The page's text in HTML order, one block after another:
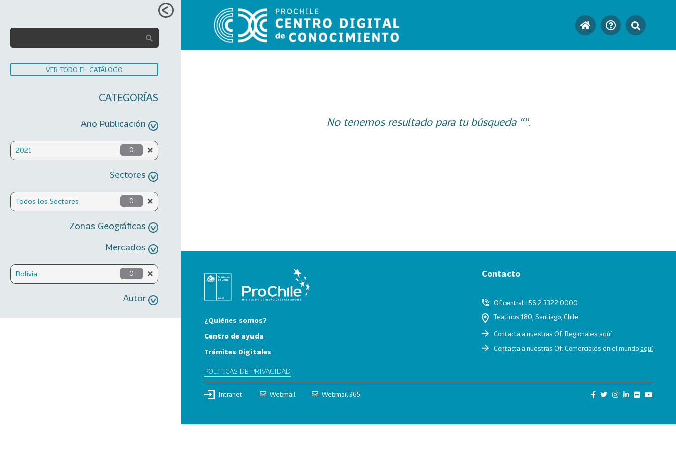
VER TODO EL CATÁLOGO
CATEGORÍAS
Año Publicación
2021 0
Sectores
Todos los Sectores 0
Zonas Geográficas
Mercados
Bolivia 0
Autor
No tenemos resultado para tu búsqueda “”.
¿Quiénes somos?
Centro de ayuda
Trámites Digitales
POLÍTICAS DE PRIVACIDAD
Contacto
Of central +56 2 3322 0000
Teatinos 180, Santiago, Chile.
Contacta a nuestras Of. Regionales aquí
Contacta a nuestras Of. Comerciales en el mundoaquí
Intranet Webmail Webmail 365